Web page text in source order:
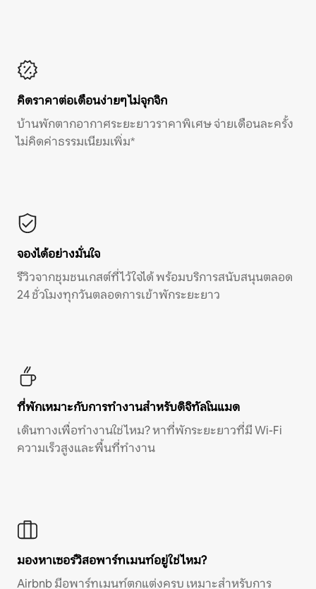
คิดราคาต่อเดือนง่ายๆ ไม่จุกจิก
บ้านพักตากอากาศระยะยาวราคาพิเศษ จ่ายเดือนละครั้ง
ไม่คิดค่าธรรมเนียมเพิ่ม*
จองได้อย่างมั่นใจ
รีวิวจากชุมชนเกสต์ที่ไว้ใจได้ พร้อมบริการสนับสนุนตลอด
24 ชั่วโมงทุกวันตลอดการเข้าพักระยะยาว
ที่พักเหมาะกับการทำงานสำหรับดิจิทัลโนแมด
เดินทางเพื่อทำงานใช่ไหม? หาที่พักระยะยาวที่มี Wi-Fi
ความเร็วสูงและพื้นที่ทำงาน
มองหาเซอร์วิสอพาร์ทเมนท์อยู่ใช่ไหม?
Airbnb มีอพาร์ทเมนท์ตกแต่งครบ เหมาะสำหรับการ